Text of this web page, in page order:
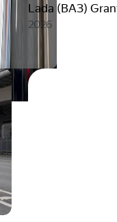
Lada (ВАЗ)
2026